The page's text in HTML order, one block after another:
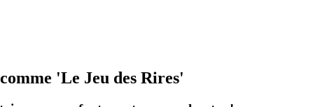
'Le Jeu des Rires'